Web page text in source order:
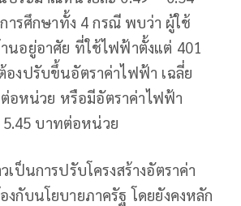
รศึกษาทั้ง 4 กรณี พบว่า ผู้ใช้
นอยู่อาศัย ที่ใช้ไฟฟ้าตั้งแต่ 401
งปรับขึ้นอัตราค่าไฟฟ้า เฉลี่ย
อหน่วย หรือมีอัตราค่าไฟฟ้า
5.45 บาทต่อหน่วย
เป็นการปรับโครงสร้างอัตราค่า
กับนโยบายภาครัฐ โดยยังคงหลัก